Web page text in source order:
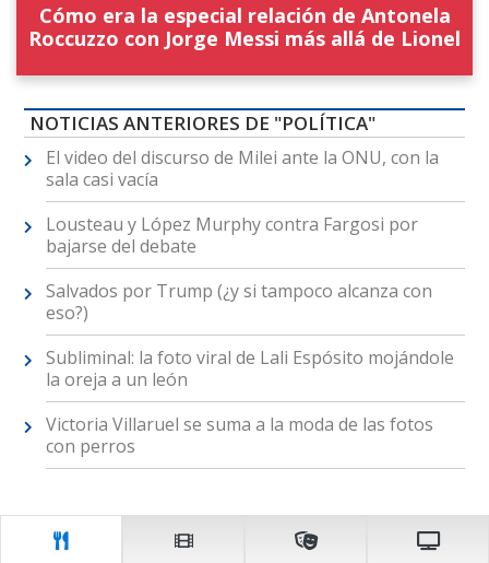
Cómo era la especial relación de Antonela
Roccuzzo con Jorge Messi más allá de Lionel
NOTICIAS ANTERIORES DE "POLÍTICA"
El video del discurso de Milei ante la ONU, con la
sala casi vacía
Lousteau y López Murphy contra Fargosi por
bajarse del debate
Salvados por Trump (¿y si tampoco alcanza con
eso?)
Subliminal: la foto viral de Lali Espósito mojándole
la oreja a un león
Victoria Villaruel se suma a la moda de las fotos
con perros